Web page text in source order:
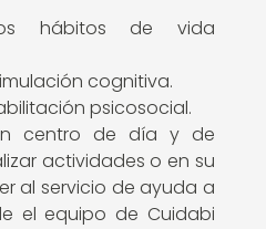
hábitos de vida
cognitiva.
psicosocial.
centro de día y de
actividades o en su
al servicio de ayuda a
el equipo de Cuidabi